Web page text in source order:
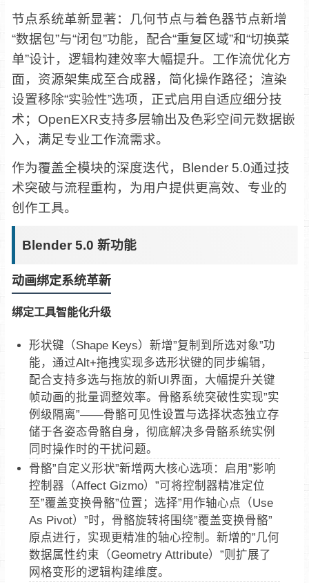
节点系统革新显著：几何节点与着色器节点新增
“数据包”与“闭包”功能，配合“重复区域”和“切换菜
单”设计，逻辑构建效率大幅提升。工作流优化方
面，资源架集成至合成器，简化操作路径；渲染
设置移除“实验性”选项，正式启用自适应细分技
术；OpenEXR支持多层输出及色彩空间元数据嵌
入，满足专业工作流需求。
作为覆盖全模块的深度迭代，Blender 5.0通过技
术突破与流程重构，为用户提供更高效、专业的
创作工具。
Blender 5.0 新功能
动画绑定系统革新
绑定工具智能化升级
形状键（Shape Keys）新增”复制到所选对象”功
能，通过Alt+拖拽实现多选形状键的同步编辑，
配合支持多选与拖放的新UI界面，大幅提升关键
帧动画的批量调整效率。骨骼系统突破性实现”实
例级隔离”——骨骼可见性设置与选择状态独立存
储于各姿态骨骼自身，彻底解决多骨骼系统实例
同时操作时的干扰问题。
骨骼”自定义形状”新增两大核心选项：启用”影响
控制器（Affect Gizmo）”可将控制器精准定位
至”覆盖变换骨骼”位置；选择”用作轴心点（Use
As Pivot）”时，骨骼旋转将围绕”覆盖变换骨骼”
原点进行，实现更精准的轴心控制。新增的”几何
数据属性约束（Geometry Attribute）”则扩展了
网格变形的逻辑构建维度。